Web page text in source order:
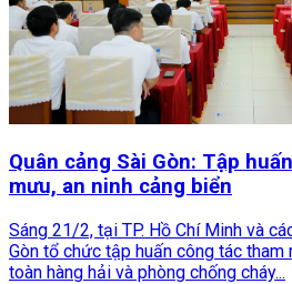
Quân cảng Sài Gòn: Tập
mưu, an ninh cảng biển
Sáng 21/2, tại TP. Hồ Chí Minh và
Gòn tổ chức tập huấn công tác tham
toàn hàng hải và phòng chống cháy...